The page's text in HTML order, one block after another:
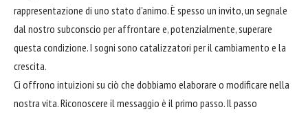
rappresentazione di uno stato d'animo. È spesso un invito, un segnale
dal nostro subconscio per affrontare e, potenzialmente, superare
questa condizione. I sogni sono catalizzatori per il cambiamento e la
crescita.
Ci offrono intuizioni su ciò che dobbiamo elaborare o modificare nella
nostra vita. Riconoscere il messaggio è il primo passo. Il passo